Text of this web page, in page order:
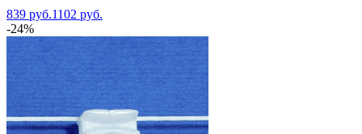
839 руб.1102 руб.
-24%